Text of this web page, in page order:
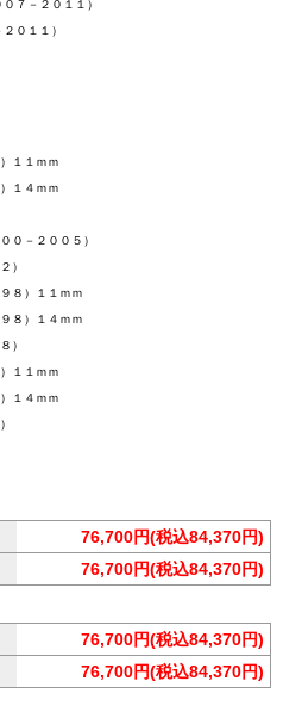
７－２０１１）
０１１）
１１ｍｍ
１４ｍｍ
－２００５）
）
８）１１ｍｍ
８）１４ｍｍ
）
１１ｍｍ
１４ｍｍ
76,700円(税込84,370円)
76,700円(税込84,370円)
76,700円(税込84,370円)
76,700円(税込84,370円)